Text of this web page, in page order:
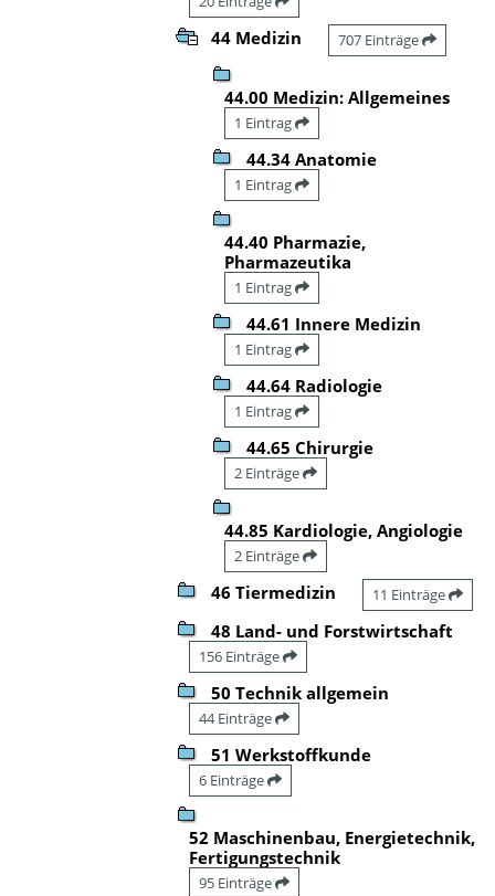
44 Medizin 707 Einträge
44.00 Medizin: Allgemeines
1 Eintrag
44.34 Anatomie
1 Eintrag
44.40 Pharmazie,
Pharmazeutika
1 Eintrag
44.61 Innere Medizin
1 Eintrag
44.64 Radiologie
1 Eintrag
44.65 Chirurgie
2 Einträge
44.85 Kardiologie, Angiologie
2 Einträge
46 Tiermedizin 11 Einträge
48 Land- und Forstwirtschaft
156 Einträge
50 Technik allgemein
44 Einträge
51 Werkstoffkunde
6 Einträge
52 Maschinenbau, Energietechnik,
Fertigungstechnik
95 Einträge